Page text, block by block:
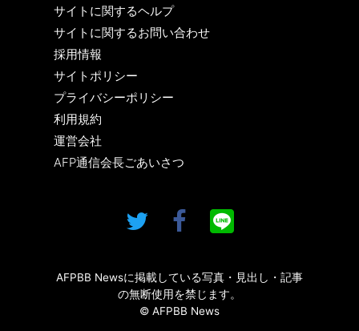
サイトに関するヘルプ
サイトに関するお問い合わせ
採用情報
サイトポリシー
プライバシーポリシー
利用規約
運営会社
AFP通信会長ごあいさつ
AFPBB Newsに掲載している写真・見出し・記事
の無断使用を禁じます。
© AFPBB News